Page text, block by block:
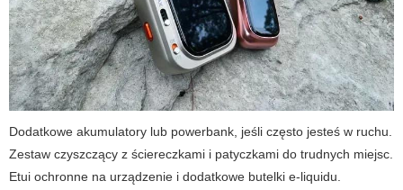
Dodatkowe akumulatory lub powerbank, jeśli często jesteś w ruchu.
Zestaw czyszczący z ściereczkami i patyczkami do trudnych miejsc.
Etui ochronne na urządzenie i dodatkowe butelki e-liquidu.